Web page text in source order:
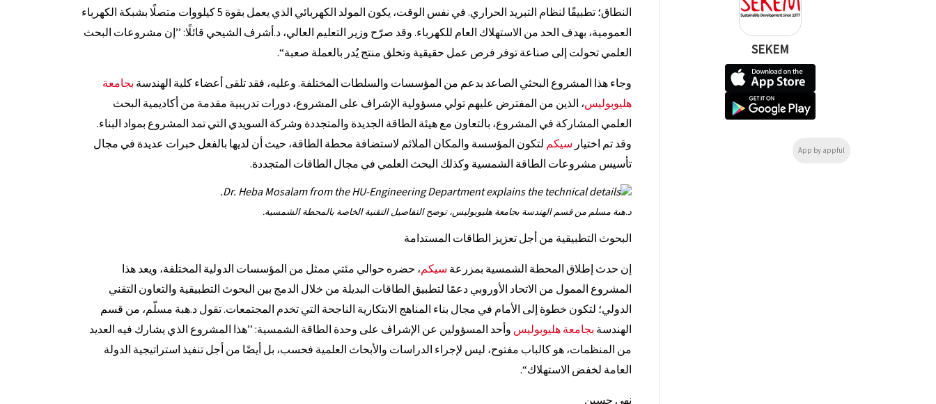
النطاق؛ تطبيقًا لنظام التبريد الحراري. في نفس الوقت، يكون المولد الكهربائي الذي يعمل بقوة 5 كيلووات متصلًا بشبكة الكهرباء
العمومية، بهدف الحد من الاستهلاك العام للكهرباء. وقد صرّح وزير التعليم العالي، د.أشرف الشيحي قائلًا: ’’إن مشروعات البحث
العلمي تحولت إلى صناعة توفر فرص عمل حقيقية وتخلق منتج يُدر بالعملة صعبة‘‘.
وجاء هذا المشروع البحثي الصاعد بدعم من المؤسسات والسلطات المختلفة. وعليه، فقد تلقى أعضاء كلية الهندسة بجامعة
هليوبوليس، الذين من المفترض عليهم تولي مسؤولية الإشراف على المشروع، دورات تدريبية مقدمة من أكاديمية البحث
العلمي المشاركة في المشروع، بالتعاون مع هيئة الطاقة الجديدة والمتجددة وشركة السويدي التي تمد المشروع بمواد البناء.
وقد تم اختيار سيكم لتكون المؤسسة والمكان الملائم لاستضافة محطة الطاقة، حيث أن لديها بالفعل خبرات عديدة في مجال
تأسيس مشروعات الطاقة الشمسية وكذلك البحث العلمي في مجال الطاقات المتجددة.
د.هبة مسلم من قسم الهندسة بجامعة هليوبوليس، توضح التفاصيل التقنية الخاصة بالمحطة الشمسية.
البحوث التطبيقية من أجل تعزيز الطاقات المستدامة
إن حدث إطلاق المحطة الشمسية بمزرعة سيكم، حضره حوالي مئتي ممثل من المؤسسات الدولية المختلفة، ويعد هذا
المشروع الممول من الاتحاد الأوروبي دعمًا لتطبيق الطاقات البديلة من خلال الدمج بين البحوث التطبيقية والتعاون التقني
الدولي؛ لتكون خطوة إلى الأمام في مجال بناء المناهج الابتكارية الناجحة التي تخدم المجتمعات. تقول د.هبة مسلّم، من قسم
الهندسة بجامعة هليوبوليس وأحد المسؤولين عن الإشراف على وحدة الطاقة الشمسية: ’’هذا المشروع الذي يشارك فيه العديد
من المنظمات، هو كالباب مفتوح، ليس لإجراء الدراسات والأبحاث العلمية فحسب، بل أيضًا من أجل تنفيذ استراتيجية الدولة
العامة لخفض الاستهلاك‘‘.
نهى حسين
SEKEM
App by appful